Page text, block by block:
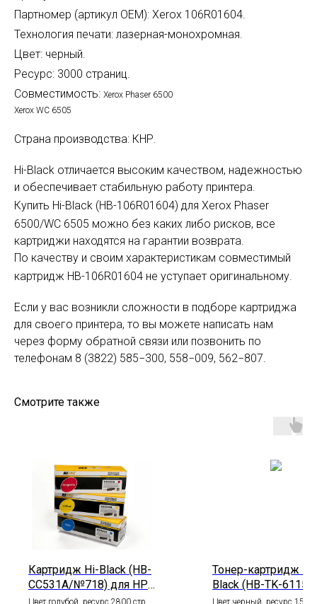
Партномер (артикул OEM): Xerox 106R01604.
Технология печати: лазерная-монохромная.
Цвет: черный.
Ресурс: 3000 страниц.
Совместимость: Xerox Phaser 6500
Xerox WC 6505
Страна производства: КНР.
Hi-Black отличается высоким качеством, надежностью
и обеспечивает стабильную работу принтера.
Купить Hi-Black (HB-106R01604) для Xerox Phaser
6500/WC 6505 можно без каких либо рисков, все
картриджи находятся на гарантии возврата.
По качеству и своим характеристикам совместимый
картридж HB-106R01604 не уступает оригинальному.
Если у вас возникли сложности в подборе картриджа
для своего принтера, то вы можете написать нам
через форму обратной связи или позвонить по
телефонам 8 (3822) 585−300, 558−009, 562−807.
Смотрите также
Картридж Hi-Black (HB-
CC531A/№718) для HP
CLJ
Цвет голубой, ресурс 2800 стр.
Тонер-картридж Hi-
Black (HB-TK-6115)
Kyocera Ecosys
Цвет черный, ресурс